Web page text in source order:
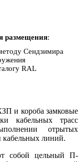
размещения:
Сендзимира
RAL
и короба замковые
кабельных трасс
отрытых
кабельных линий.
собой цельный П-